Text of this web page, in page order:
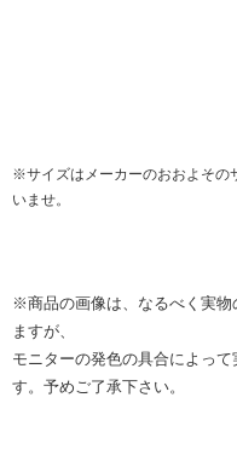
※サイズはメーカーのおおよその
いませ。
※商品の画像は、なるべく実物
ますが、
モニターの発色の具合によっ
す。予めご了承下さい。